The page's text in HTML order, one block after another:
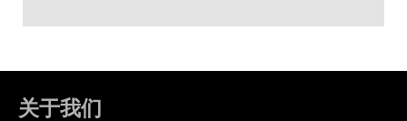
关于我们